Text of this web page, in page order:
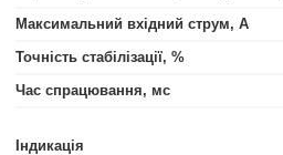
Максимальний вхідний струм, А
Точність стабілізації, %
Час спрацювання, мс
Індикація